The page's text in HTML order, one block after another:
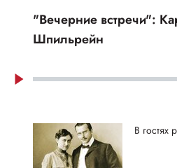
"Вечерние встречи":
Шпильрейн
В гостях